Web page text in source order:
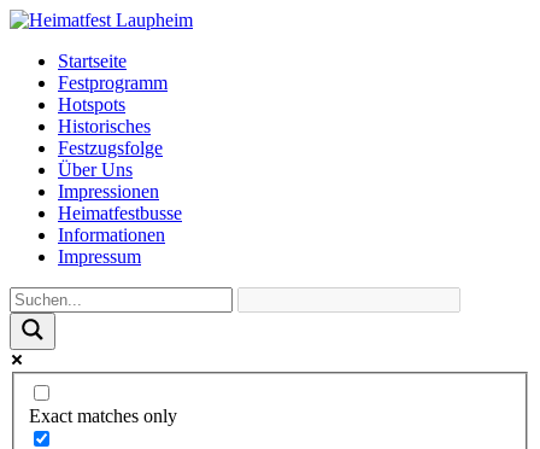
Startseite
Festprogramm
Hotspots
Historisches
Festzugsfolge
Über Uns
Impressionen
Heimatfestbusse
Informationen
Impressum
Exact matches only